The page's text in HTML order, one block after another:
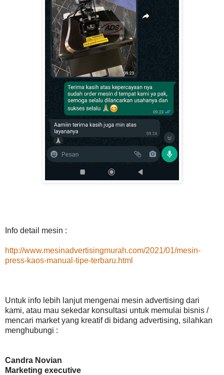
Info detail mesin :
http://www.mesinadvertisingmurah.com/2021/01/mesin-
press-kaos-manual-tipe-terbaru.html
Untuk info lebih lanjut mengenai mesin advertising dari
kami, atau mau sekedar konsultasi untuk memulai bisnis /
mencari market yang kreatif di bidang advertising, silahkan
menghubungi :
Candra Novian
Marketing executive